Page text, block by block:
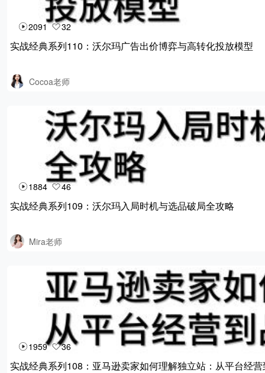
2091 32
实战经典系列110：沃尔玛广告出价博弈与高转化投放模型
Cocoa老师
1884 46
实战经典系列109：沃尔玛入局时机与选品破局全攻略
Mira老师
1959 36
实战经典系列108：亚马逊卖家如何理解独立站：从平台经